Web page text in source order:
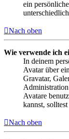
ein
Nach oben
Wie verwende ich
In deinem
Avatar über
Gravatar,
Avatare
kannst,
Nach oben